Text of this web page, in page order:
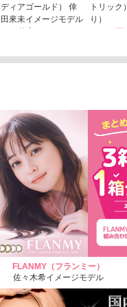
ディアゴールド） 倖
田來未イメージモデル
トリック
り）
FLANMY（フランミー）
佐々木希イメージモデル